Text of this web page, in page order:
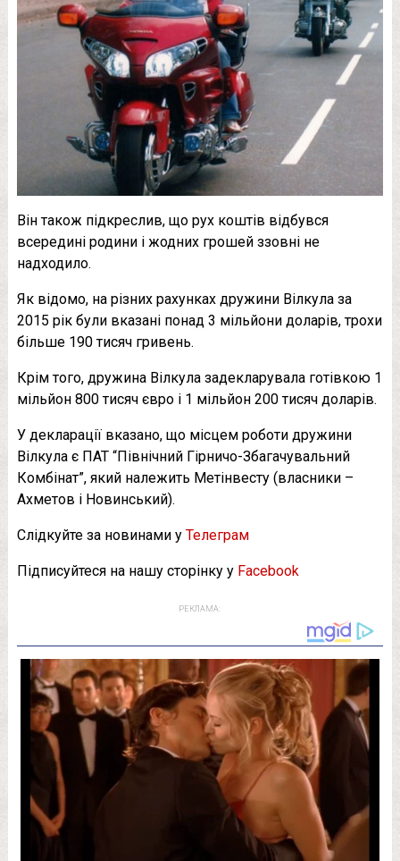
Він також підкреслив, що рух коштів відбувся
всередині родини і жодних грошей ззовні не
надходило.
Як відомо, на різних рахунках дружини Вілкула за
2015 рік були вказані понад 3 мільйони доларів, трохи
більше 190 тисяч гривень.
Крім того, дружина Вілкула задекларувала готівкою 1
мільйон 800 тисяч євро і 1 мільйон 200 тисяч доларів.
У декларації вказано, що місцем роботи дружини
Вілкула є ПАТ “Північний Гірничо-Збагачувальний
Комбінат”, який належить Метінвесту (власники –
Ахметов і Новинський).
Слідкуйте за новинами у Телеграм
Підписуйтеся на нашу сторінку у Facebook
РЕКЛАМА: